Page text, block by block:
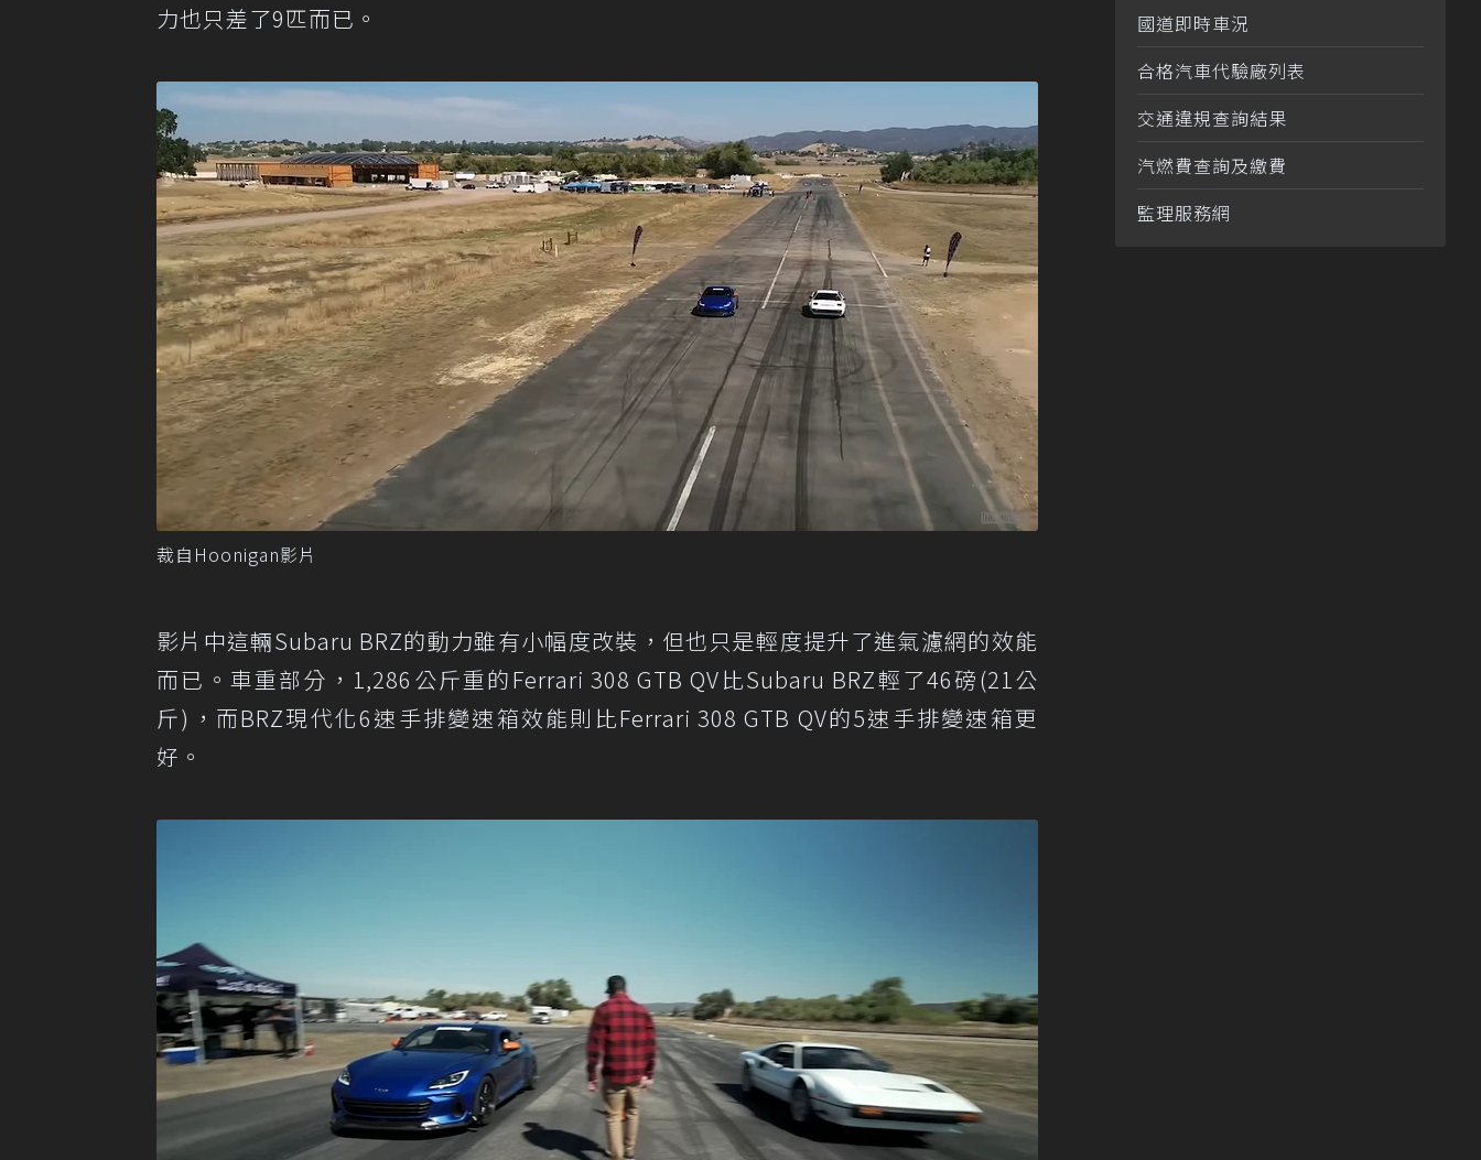
力也只差了9匹而已。
裁自Hoonigan影片
影片中這輛Subaru BRZ的動力雖有小幅度改裝，但也只是輕度提升了進氣濾網的效能
而已。車重部分，1,286公斤重的Ferrari 308 GTB QV比Subaru BRZ輕了46磅(21公
斤)，而BRZ現代化6速手排變速箱效能則比Ferrari 308 GTB QV的5速手排變速箱更
好。
國道即時車況
合格汽車代驗廠列表
交通違規查詢結果
汽燃費查詢及繳費
監理服務網